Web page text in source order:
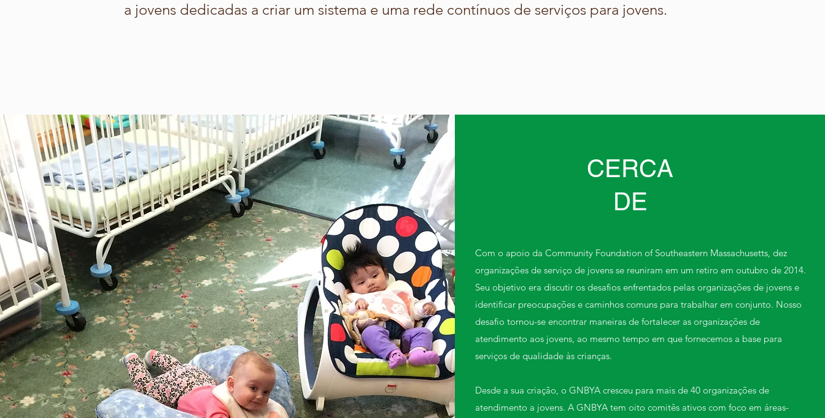
a jovens dedicadas a criar um sistema e uma rede contínuos de serviços para jovens.
CERCA
DE
Com o apoio da Community Foundation of Southeastern Massachusetts, dez
organizações de serviço de jovens se reuniram em um retiro em outubro de 2014.
Seu objetivo era discutir os desafios enfrentados pelas organizações de jovens e
identificar preocupações e caminhos comuns para trabalhar em conjunto. Nosso
desafio tornou-se encontrar maneiras de fortalecer as organizações de
atendimento aos jovens, ao mesmo tempo em que fornecemos a base para
serviços de qualidade às crianças.
Desde a sua criação, o GNBYA cresceu para mais de 40 organizações de
atendimento a jovens. A GNBYA tem oito comitês ativos com foco em áreas-